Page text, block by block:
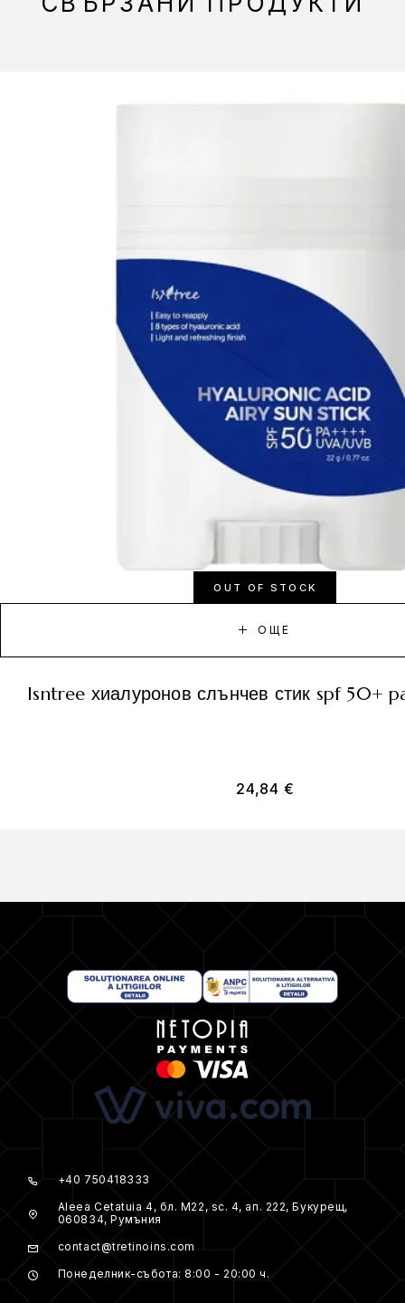
OUT OF STOCK
ОЩЕ
isntree хиалуронов слънчев стик spf 50+
24,84 €
+40 750418333
Aleea Cetatuia 4, бл. M22, sc. 4, ап. 222, Букурещ,
060834, Румъния
contact@tretinoins.com
Понеделник-събота: 8:00 - 20:00 ч.